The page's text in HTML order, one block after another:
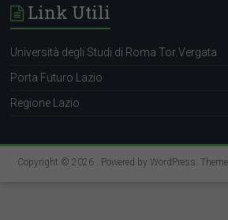
Link Utili
Università degli Studi di Roma Tor Vergata
Porta Futuro Lazio
Regione Lazio
Copyright © 2026 . Powered by WordPress.